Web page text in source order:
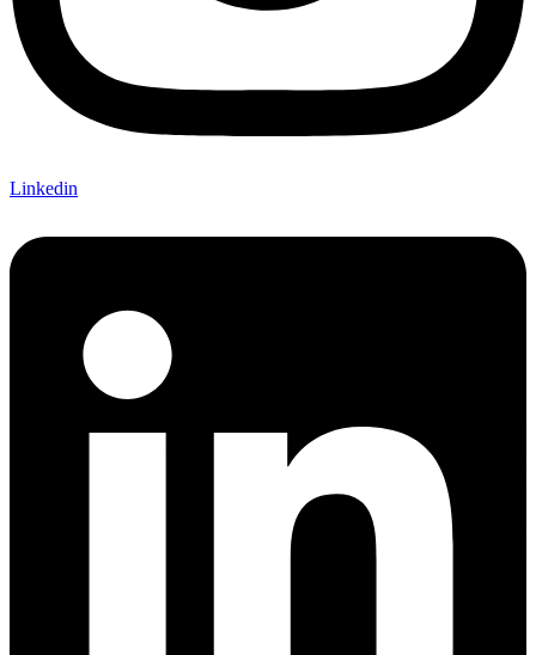
Linkedin